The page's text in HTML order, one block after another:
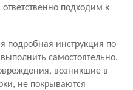
подходим к
подробная инструкция по
самостоятельно.
возникшие в
не покрываются